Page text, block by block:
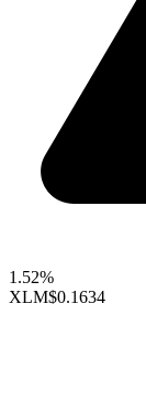
1.52%
XLM$0.1634